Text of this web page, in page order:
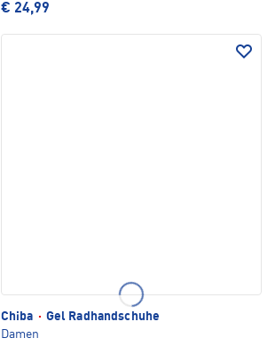
€ 24,99
Chiba · Gel Radhandschuhe
Damen